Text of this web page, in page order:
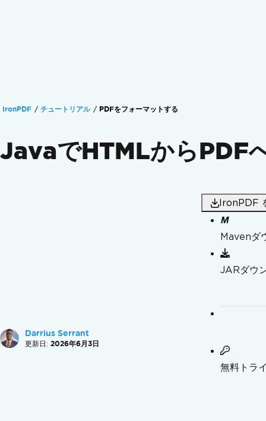
IronPDFのエンジニアリングサポートリクエス
AWS Elastic Beanstalk
Java 25 Deprecated Warnings on RHEL
IronPDF チュートリアル PDFをフォーマットする
JavaでHTMLからPDF
Darrius Serrant
更新日: 2026年6月3日
IronPDF
Mavenダ
JARダウ
無料トラ